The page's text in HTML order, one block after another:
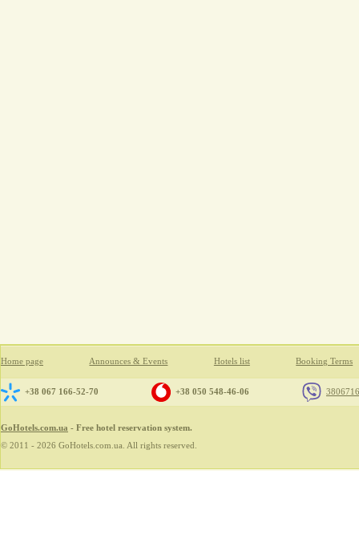
Home page Announces & Events Hotels list Booking Terms
+38 067 166-52-70 +38 050 548-46-06
GoHotels.com.ua - Free hotel reservation system.
© 2011 - 2026 GoHotels.com.ua. All rights reserved.